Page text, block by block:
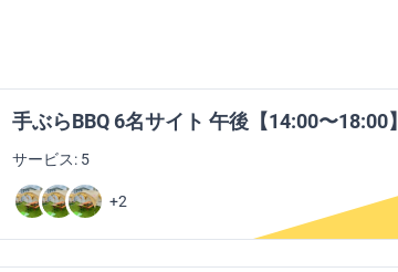
手ぶらBBQ 6名サイト 午後【14:00〜18:00】
サービス: 5
+2